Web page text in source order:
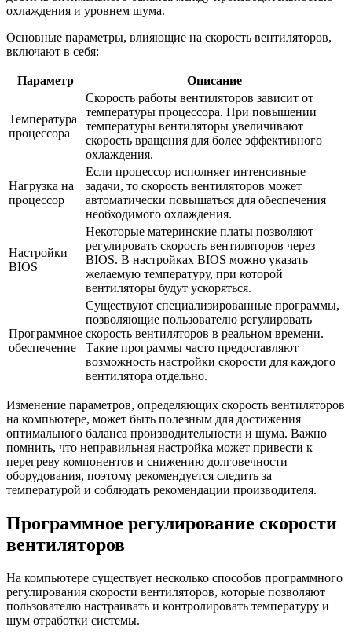
охлаждения и уровнем шума.
Основные параметры, влияющие на скорость вентиляторов,
включают в себя:
Параметр Описание
Температура
процессора
Скорость работы вентиляторов зависит от
температуры процессора. При повышении
температуры вентиляторы увеличивают
скорость вращения для более эффективного
охлаждения.
Нагрузка на
процессор
Если процессор исполняет интенсивные
задачи, то скорость вентиляторов может
автоматически повышаться для обеспечения
необходимого охлаждения.
Настройки
BIOS
Некоторые материнские платы позволяют
регулировать скорость вентиляторов через
BIOS. В настройках BIOS можно указать
желаемую температуру, при которой
вентиляторы будут ускоряться.
Программное
обеспечение
Существуют специализированные программы,
позволяющие пользователю регулировать
скорость вентиляторов в реальном времени.
Такие программы часто предоставляют
возможность настройки скорости для каждого
вентилятора отдельно.
Изменение параметров, определяющих скорость вентиляторов
на компьютере, может быть полезным для достижения
оптимального баланса производительности и шума. Важно
помнить, что неправильная настройка может привести к
перегреву компонентов и снижению долговечности
оборудования, поэтому рекомендуется следить за
температурой и соблюдать рекомендации производителя.
Программное регулирование скорости
вентиляторов
На компьютере существует несколько способов программного
регулирования скорости вентиляторов, которые позволяют
пользователю настраивать и контролировать температуру и
шум отработки системы.